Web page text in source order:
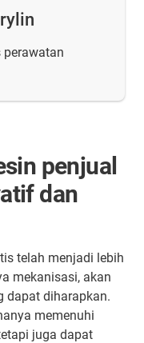
perawatan
penjual
dan
telah menjadi lebih
mekanisasi, akan
dapat diharapkan.
memenuhi
juga dapat